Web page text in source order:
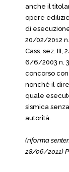
anche il
opere
di
20/02/2012
Cass. sez. III,
6/6/2003 n.
concorso
nonché il
quale
sismica
autorità.
(riforma
28/06/2011)